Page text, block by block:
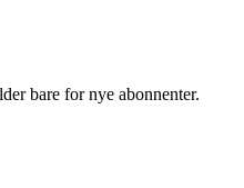
bare for nye abonnenter.